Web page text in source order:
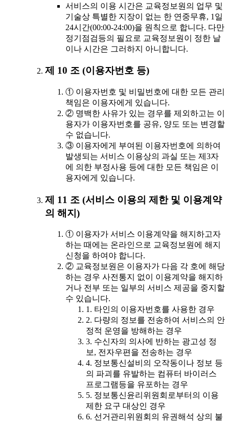
서비스의 이용 시간은 교육정보원의 업무 및
기술상 특별한 지장이 없는 한 연중무휴, 1일
24시간(00:00-24:00)을 원칙으로 합니다. 다만
정기점검등의 필요로 교육정보원이 정한 날
이나 시간은 그러하지 아니합니다.
제 10 조 (이용자번호 등)
① 이용자번호 및 비밀번호에 대한 모든 관리
책임은 이용자에게 있습니다.
② 명백한 사유가 있는 경우를 제외하고는 이
용자가 이용자번호를 공유, 양도 또는 변경할
수 없습니다.
③ 이용자에게 부여된 이용자번호에 의하여
발생되는 서비스 이용상의 과실 또는 제3자
에 의한 부정사용 등에 대한 모든 책임은 이
용자에게 있습니다.
제 11 조 (서비스 이용의 제한 및 이용계약
의 해지)
① 이용자가 서비스 이용계약을 해지하고자
하는 때에는 온라인으로 교육정보원에 해지
신청을 하여야 합니다.
② 교육정보원은 이용자가 다음 각 호에 해당
하는 경우 사전통지 없이 이용계약을 해지하
거나 전부 또는 일부의 서비스 제공을 중지할
수 있습니다.
1. 타인의 이용자번호를 사용한 경우
2. 다량의 정보를 전송하여 서비스의 안
정적 운영을 방해하는 경우
3. 수신자의 의사에 반하는 광고성 정
보, 전자우편을 전송하는 경우
4. 정보통신설비의 오작동이나 정보 등
의 파괴를 유발하는 컴퓨터 바이러스
프로그램등을 유포하는 경우
5. 정보통신윤리위원회로부터의 이용
제한 요구 대상인 경우
6. 선거관리위원회의 유권해석 상의 불